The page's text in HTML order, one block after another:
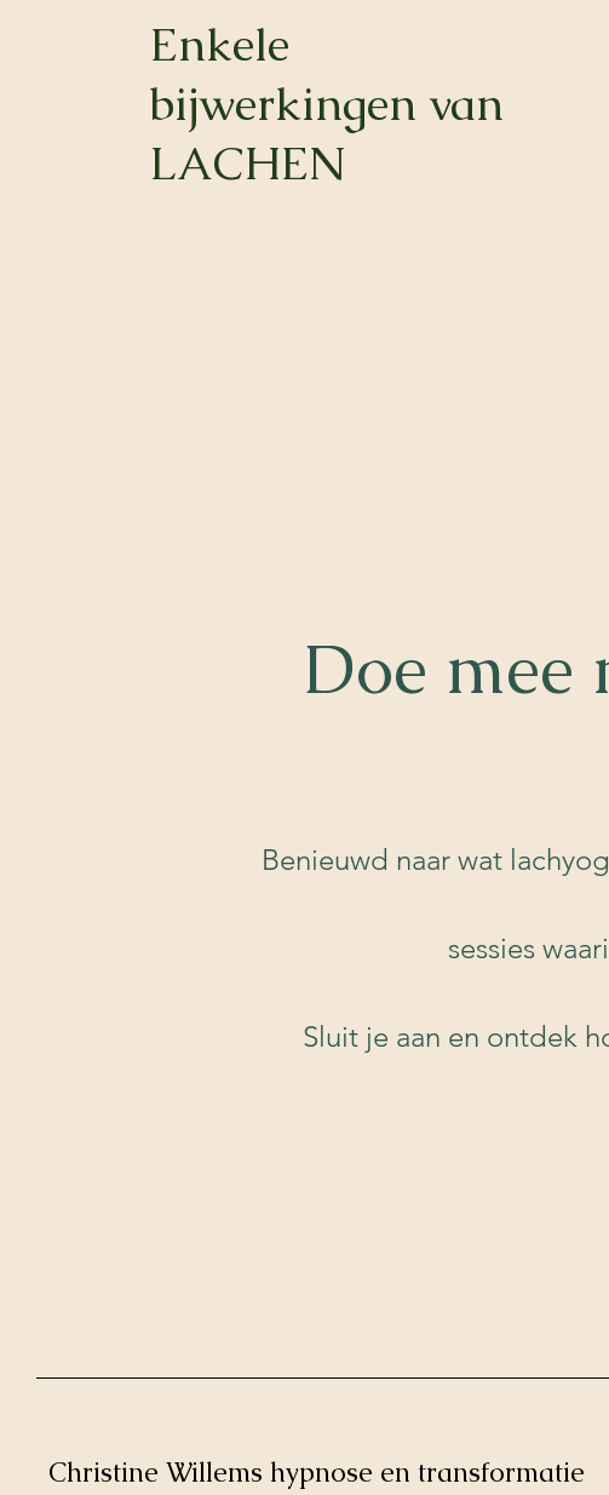
Enkele
bijwerkingen van
LACHEN
Doe mee
Benieuwd naar wat
sessies
Sluit je aan en ontdek
Christine Willems hypnose en transformatie